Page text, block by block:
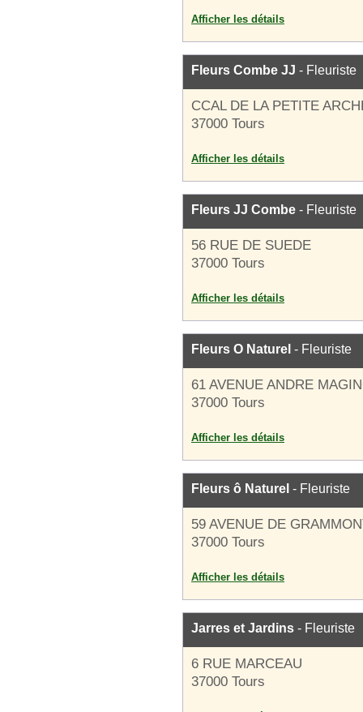
Afficher les détails
Fleurs Combe JJ - Fleuriste
CCAL DE LA PETITE
37000 Tours
Afficher les détails
Fleurs JJ Combe - Fleuriste
56 RUE DE SUEDE
37000 Tours
Afficher les détails
Fleurs O Naturel - Fleuriste
61 AVENUE ANDRE
37000 Tours
Afficher les détails
Fleurs ô Naturel - Fleuriste
59 AVENUE DE
37000 Tours
Afficher les détails
Jarres et Jardins - Fleuriste
6 RUE MARCEAU
37000 Tours